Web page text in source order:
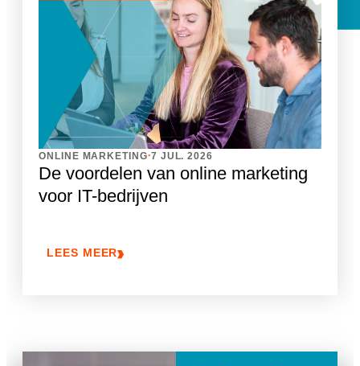
ONLINE MARKETING.7 JUL. 2026
De voordelen van online marketing
voor IT-bedrijven
LEES MEER